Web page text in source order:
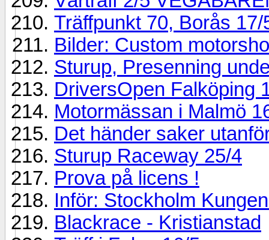
Träffpunkt 70, Borås 17/
Bilder: Custom
Sturup, Presenning
DriversOpen Falköping
Motormässan i Malmö
Det händer saker
Sturup Raceway 25/4
Prova på licens !
Inför: Stockholm
Blackrace - Kristianstad